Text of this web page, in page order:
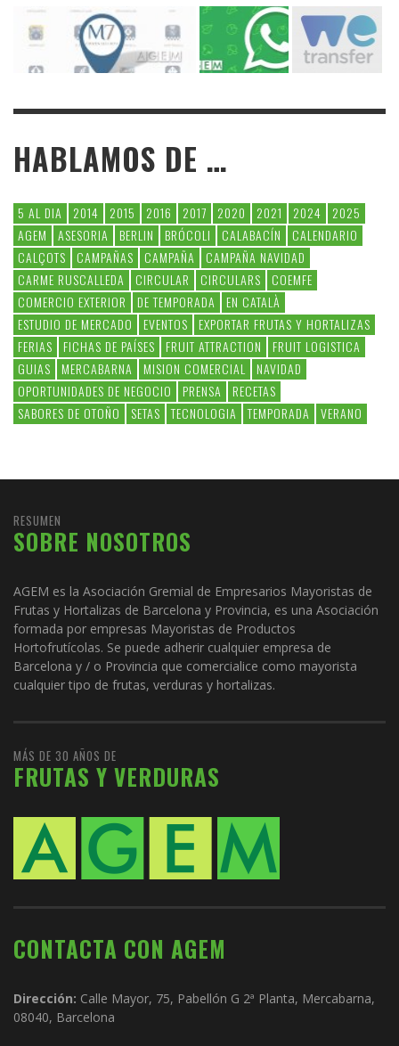
HABLAMOS DE …
5 AL DIA 2014 2015 2016 2017 2020 2021 2024
2025
AGEM
ASESORIA BERLIN BRÓCOLI CALABACÍN
CALENDARIO
CALÇOTS
CAMPAÑAS CAMPAÑA
CAMPAÑA NAVIDAD
CARME RUSCALLEDA
CIRCULAR CIRCULARS
COEMFE
COMERCIO EXTERIOR
DE TEMPORADA
EN CATALÀ
ESTUDIO DE MERCADO
EVENTOS
EXPORTAR FRUTAS Y HORTALIZAS
FERIAS
FICHAS DE PAÍSES FRUIT ATTRACTION
FRUIT LOGISTICA
GUIAS
MERCABARNA MISION COMERCIAL
NAVIDAD
OPORTUNIDADES DE NEGOCIO
PRENSA
RECETAS
SABORES DE OTOÑO
SETAS TECNOLOGIA TEMPORADA VERANO
RESUMEN
SOBRE NOSOTROS
AGEM es la Asociación Gremial de Empresarios Mayoristas de
Frutas y Hortalizas de Barcelona y Provincia, es una Asociación
formada por empresas Mayoristas de Productos
Hortofrutícolas. Se puede adherir cualquier empresa de
Barcelona y / o Provincia que comercialice como mayorista
cualquier tipo de frutas, verduras y hortalizas.
MÁS DE 30 AÑOS DE
FRUTAS Y VERDURAS
CONTACTA CON AGEM
Dirección: Calle Mayor, 75, Pabellón G 2ª Planta, Mercabarna,
08040, Barcelona